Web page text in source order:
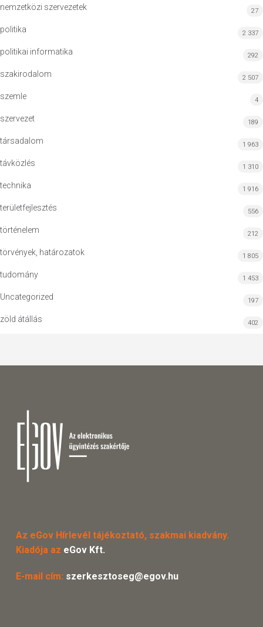
nemzetközi szervezetek 27
politika 2 337
politikai informatika 292
szakirodalom 2 507
szemle 4
szervezet 189
társadalom 1 963
távközlés 1 310
technika 1 916
területfejlesztés 556
történelem 212
törvények, határozatok 1 805
tudomány 1 453
Uncategorized 197
zöld átállás 402
Az eGov Hírlevél tájékoztató, szakmai kiadvány.
Kiadója az eGov Kft.
E-mail cím: szerkesztoseg@egov.hu